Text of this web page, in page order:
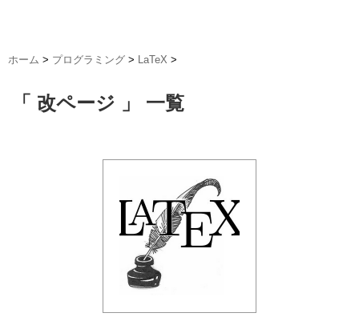
ホーム > プログラミング > LaTeX >
「 改ページ 」 一覧